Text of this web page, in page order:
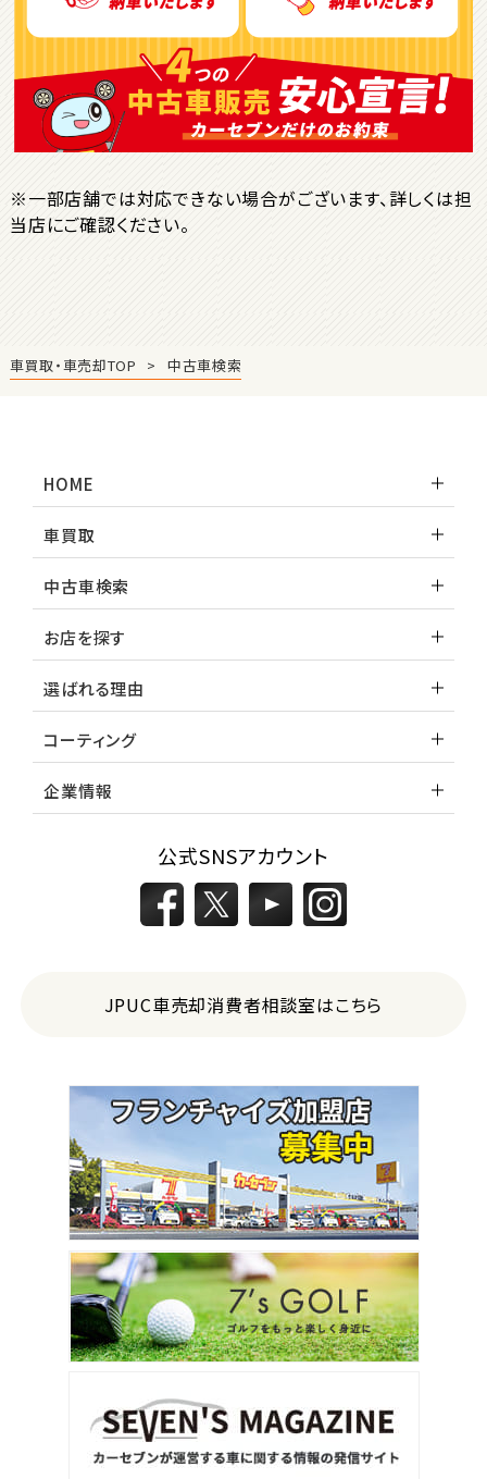
ＳＵＶ・クロカン
1 位
トヨタ
ヤリスクロス
※一部店舗では対応できない場合がございます、詳しくは担
当店にご確認ください。
車買取・車売却TOP 中古車検索
HOME
車買取
中古車検索
お店を探す
選ばれる理由
コーティング
企業情報
公式SNSアカウント
JPUC車売却消費者相談室はこちら